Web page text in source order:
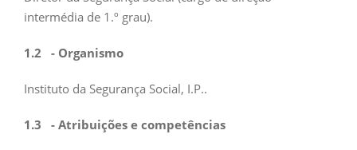
intermédia de 1.º grau).
1.2 - Organismo
Instituto da Segurança Social, I.P..
1.3 - Atribuições e competências